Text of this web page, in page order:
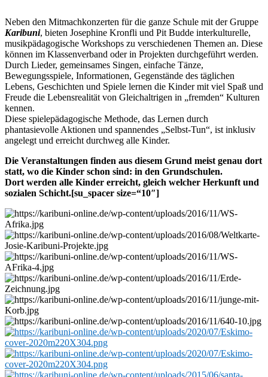
Neben den Mitmachkonzerten für die ganze Schule mit der Gruppe
Karibuni, bieten Josephine Kronfli und Pit Budde interkulturelle,
musikpädagogische Workshops zu verschiedenen Themen an. Diese
können im Klassenverband oder in Projekten durchgeführt werden.
Durch Lieder, gemeinsames Singen, einfache Tänze,
Bewegungsspiele, Informationen, Gegenstände des täglichen
Lebens, Geschichten und Spiele lernen die Kinder mit viel Spaß und
Freude die Lebensrealität von Gleichaltrigen in „fremden“ Kulturen
kennen.
Diese spielepädagogische Methode, das Lernen durch
phantasievolle Aktionen und spannendes „Selbst-Tun“, ist inklusiv
angelegt und erreicht durchweg alle Kinder.
Die Veranstaltungen finden aus diesem Grund meist genau dort
statt, wo die Kinder schon sind: in den Grundschulen.
Dort werden alle Kinder erreicht, gleich welcher Herkunft und
sozialen Schicht.[su_spacer size=“10″]